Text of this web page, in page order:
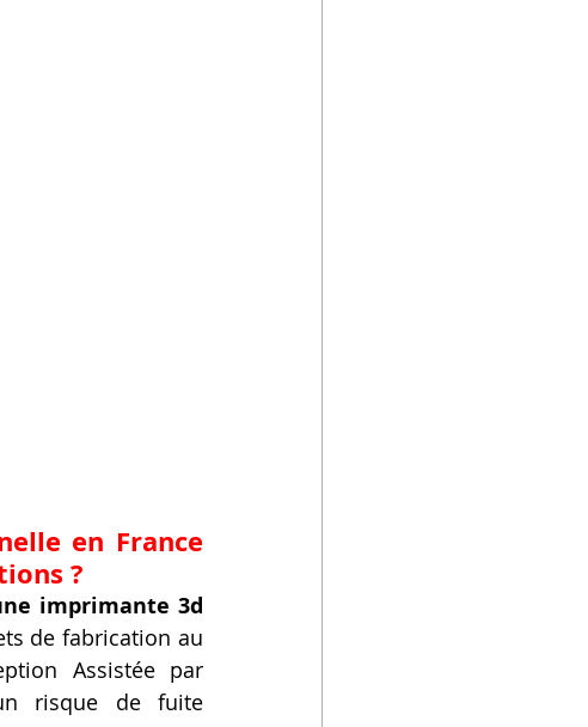
en France
?
imprimante 3d
de fabrication au
Assistée par
risque de fuite